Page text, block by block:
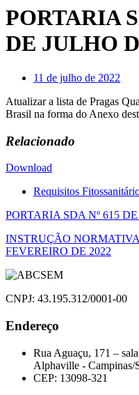
PORTARIA
DE JULHO
11 de julho de 2022
Atualizar a lista de Pragas
Brasil na forma do Anexo
Relacionado
Download
Requisitos
Navegação
de
Post
PORTARIA SDA Nº 615
INSTRUÇÃO
FEVEREIRO DE 2022
CNPJ: 43.195.312/0001-00
Endereço
Rua Aguaçu, 171 –
Alphaville - Campinas/
CEP: 13098-321